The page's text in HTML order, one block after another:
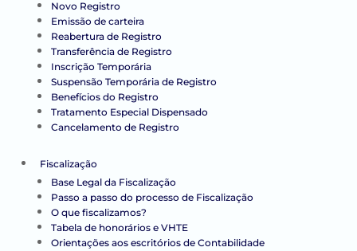
Novo Registro
Emissão de carteira
Reabertura de Registro
Transferência de Registro
Inscrição Temporária
Suspensão Temporária de Registro
Benefícios do Registro
Tratamento Especial Dispensado
Cancelamento de Registro
Fiscalização
Base Legal da Fiscalização
Passo a passo do processo de Fiscalização
O que fiscalizamos?
Tabela de honorários e VHTE
Orientações aos escritórios de Contabilidade